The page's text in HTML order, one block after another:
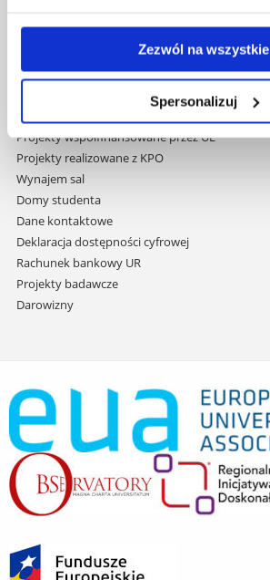
Zezwól na wszystkie
Spersonalizuj
do
Covid info
Praca na UR
Projekty współfinansowane przez UE
Projekty realizowane z KPO
Wynajem sal
Domy studenta
Dane kontaktowe
Deklaracja dostępności cyfrowej
Rachunek bankowy UR
Projekty badawcze
Darowizny